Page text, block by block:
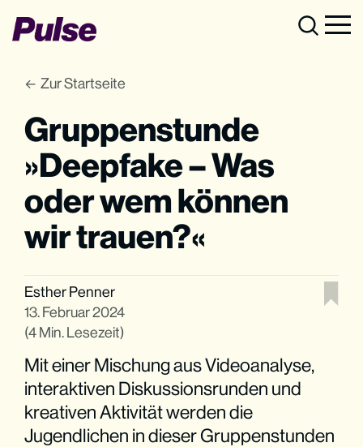
Zur Startseite
Gruppenstunde
»Deepfake – Was
oder wem können
wir trauen?«
Esther Penner
13. Februar 2024
(4 Min. Lesezeit)
Mit einer Mischung aus Videoanalyse,
interaktiven Diskussionsrunden und
kreativen Aktivität werden die
Jugendlichen in dieser Gruppenstunden